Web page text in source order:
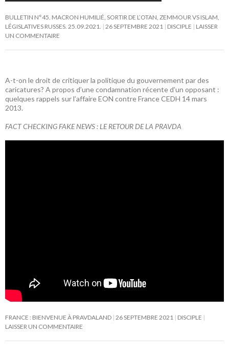
BULLETIN N°45. MACRON HUMILIÉ, SORTIR DE L’OTAN, ZEMMOUR VS ISLAM,
LÉGISLATIVES RUSSES. 25.09.2021. 26 SEPTEMBRE 2021 DISCIPLE
LAISSER
UN COMMENTAIRE
A-t-on le droit de critiquer la politique du gouvernement par des
caricatures? A propos d’une condamnation récente d’un opposant :
quelques rappels sur l’affaire EON contre France CEDH 14 mars
2013.
FACT CHECKING FAKE NEWS : LE RETOUR DE LA PRAVDA
FRANCE : BIENVENUE À PRAVDALAND 26 SEPTEMBRE 2021 DISCIPLE
LAISSER UN COMMENTAIRE